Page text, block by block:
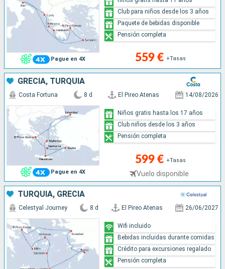
Pague en 4X 559 € +Tasas
Club para niños desde los 3 años
Paquete de bebidas disponible
Pensión completa
GRECIA, TURQUÍA
Pague en 4X
Costa Fortuna 8 d El Pireo Atenas 14/08/2026
599 € +Tasas
Vuelo disponible
Niños gratis hasta los 17 años
Club niños desde los 3 años
Pensión completa
TURQUÍA, GRECIA
Celestyal Journey 8 d El Pireo Atenas 26/06/2027
Wifi incluido
Bebidas incluidas durante comidas
Crédito para excursiones regalado
Pensión completa